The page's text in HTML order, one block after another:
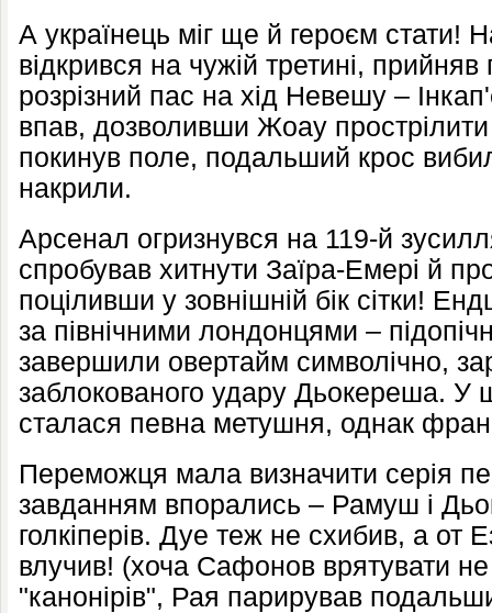
А українець міг ще й героєм стати!
відкрився на чужій третині,
розрізний пас на хід Невешу –
впав, дозволивши Жоау
покинув поле, подальший крос
накрили.
Арсенал огризнувся на 119-й
спробував хитнути Заїра-Емері й
поціливши у зовнішній бік сітки!
за північними лондонцями –
завершили овертайм символічно,
заблокованого удару Дьокереша.
сталася певна метушня, однак
Переможця мала визначити серія
завданням впорались – Рамуш і
голкіперів. Дуе теж не схибив, а от
влучив! (хоча Сафонов врятувати
"канонірів", Рая парирував